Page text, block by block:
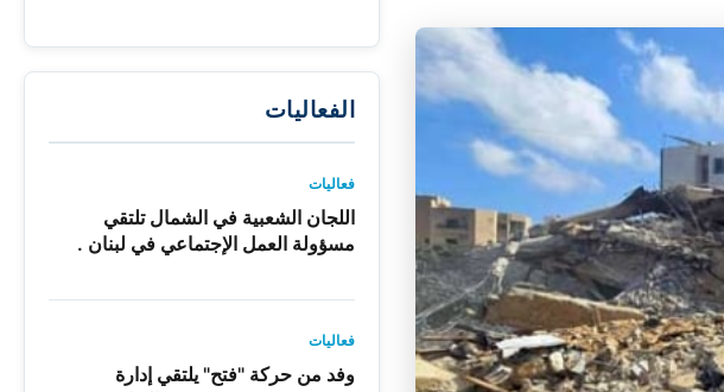
الفعاليات
فعاليات
اللجان الشعبية في الشمال تلتقي
مسؤولة العمل الإجتماعي في لبنان .
فعاليات
وفد من حركة "فتح" يلتقي إدارة